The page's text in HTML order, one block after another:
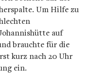
Um Hilfe zu
auf
brauchte für die
kurz nach 20 Uhr
ein.